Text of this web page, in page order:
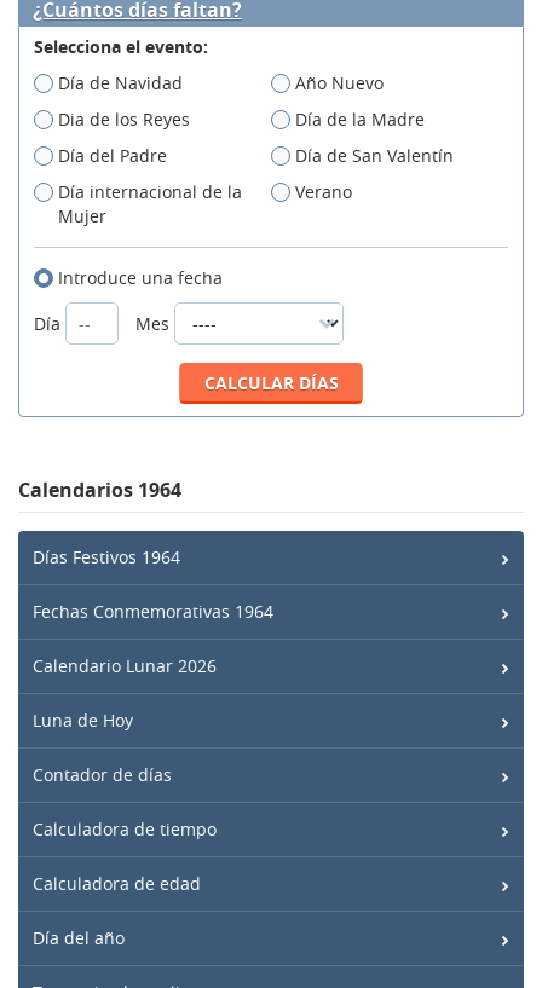
¿Cuántos días faltan?
Selecciona el evento:
Día de Navidad
Año Nuevo
Dia de los Reyes
Día de la Madre
Día del Padre
Día de San Valentín
Día internacional de la
Mujer
Verano
Introduce una fecha
Día
Mes
Calendarios 1964
Días Festivos 1964
Fechas Conmemorativas 1964
Calendario Lunar 2026
Luna de Hoy
Contador de días
Calculadora de tiempo
Calculadora de edad
Día del año